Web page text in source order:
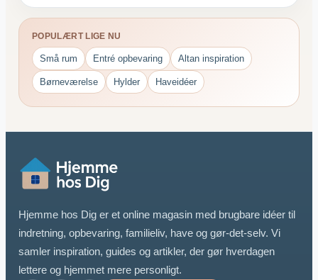
POPULÆRT LIGE NU
Små rum Entré opbevaring Altan inspiration
Børneværelse Hylder Haveidéer
Hjemme hos Dig er et online magasin med brugbare idéer til
indretning, opbevaring, familieliv, have og gør-det-selv. Vi
samler inspiration, guides og artikler, der gør hverdagen
lettere og hjemmet mere personligt.